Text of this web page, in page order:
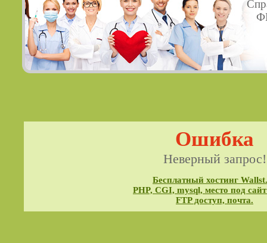
Ошибка
Неверный запрос!
Бесплатный хостинг
PHP, CGI, mysql, место под
FTP доступ, почта.